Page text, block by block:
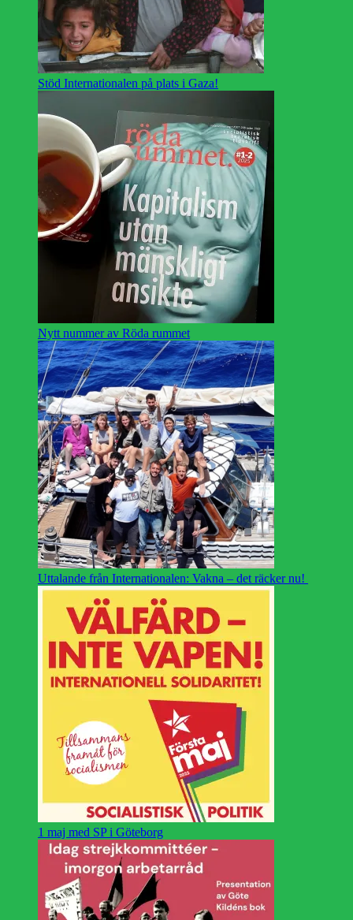
Stöd Internationalen på plats i Gaza!
Nytt nummer av Röda rummet
Uttalande från Internationalen: Vakna – det räcker nu!
1 maj med SP i Göteborg